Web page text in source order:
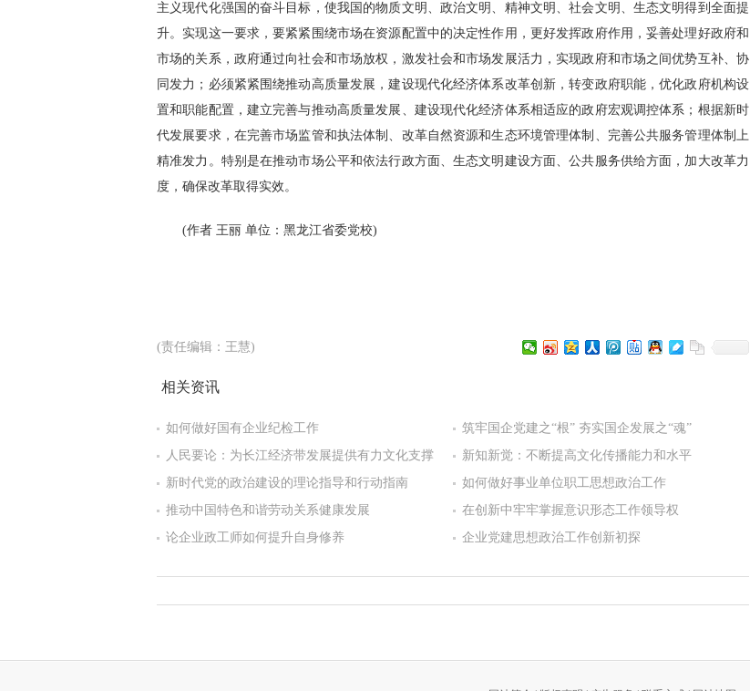
主义现代化强国的奋斗目标，使我国的物质文明、政治文明、精神文明、社会文明、生态文明得到全面提
升。实现这一要求，要紧紧围绕市场在资源配置中的决定性作用，更好发挥政府作用，妥善处理好政府和
市场的关系，政府通过向社会和市场放权，激发社会和市场发展活力，实现政府和市场之间优势互补、协
同发力；必须紧紧围绕推动高质量发展，建设现代化经济体系改革创新，转变政府职能，优化政府机构设
置和职能配置，建立完善与推动高质量发展、建设现代化经济体系相适应的政府宏观调控体系；根据新时
代发展要求，在完善市场监管和执法体制、改革自然资源和生态环境管理体制、完善公共服务管理体制上
精准发力。特别是在推动市场公平和依法行政方面、生态文明建设方面、公共服务供给方面，加大改革力
度，确保改革取得实效。
(作者 王丽 单位：黑龙江省委党校)
(责任编辑：王慧)
相关资讯
如何做好国有企业纪检工作
筑牢国企党建之“根” 夯实国企发展之“魂”
人民要论：为长江经济带发展提供有力文化支撑
新知新觉：不断提高文化传播能力和水平
新时代党的政治建设的理论指导和行动指南
如何做好事业单位职工思想政治工作
推动中国特色和谐劳动关系健康发展
在创新中牢牢掌握意识形态工作领导权
论企业政工师如何提升自身修养
企业党建思想政治工作创新初探